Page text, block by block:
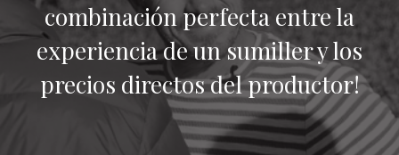
combinación perfecta entre la
experiencia de un sumiller y los
precios directos del productor!